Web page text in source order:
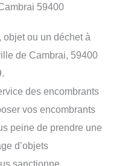
59400
ou un déchet à
de Cambrai, 59400
des encombrants
vos encombrants
peine de prendre une
d’objets
sanctionne